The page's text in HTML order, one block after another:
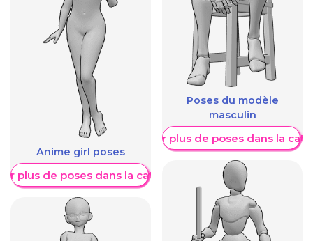
Anime girl poses
plus de poses dans la catégorie
Poses du modèle
masculin
Afficher plus de poses dans la